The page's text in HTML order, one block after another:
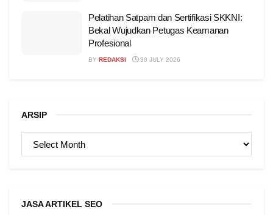
Pelatihan Satpam dan Sertifikasi SKKNI:
Bekal Wujudkan Petugas Keamanan
Profesional
BY REDAKSI 30 JULY 2026
ARSIP
JASA ARTIKEL SEO